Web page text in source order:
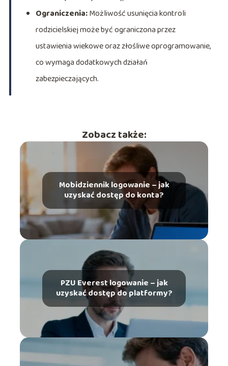
Ograniczenia:Możliwość usunięcia kontroli
rodzicielskiej może być ograniczona przez
ustawienia wiekowe oraz złośliwe oprogramowanie,
co wymaga dodatkowych działań
zabezpieczających.
Zobacz także:
Mobidziennik logowanie – jak
uzyskać dostęp do konta?
PZU Everest logowanie – jak
uzyskać dostęp do platformy?